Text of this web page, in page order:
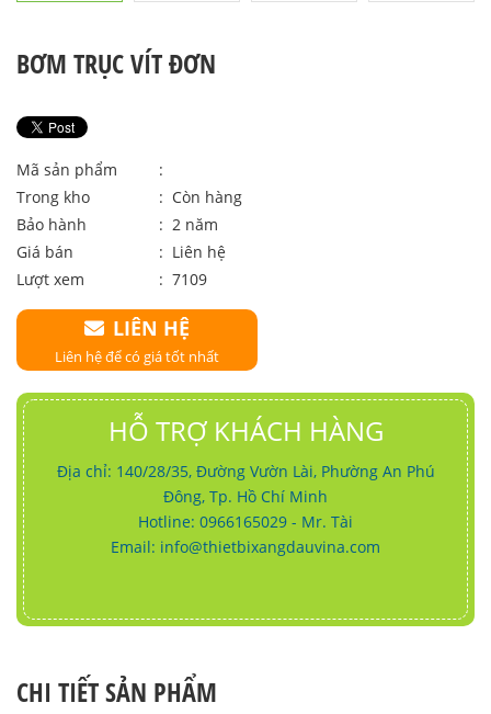
BƠM TRỤC VÍT ĐƠN
Mã sản phẩm
:
Trong kho
: Còn hàng
Bảo hành
: 2 năm
Giá bán
: Liên hệ
Lượt xem
: 7109
LIÊN HỆ
Liên hệ để có giá tốt nhất
HỖ TRỢ KHÁCH HÀNG
Địa chỉ: 140/28/35, Đường Vườn Lài, Phường An Phú
Đông, Tp. Hồ Chí Minh
Hotline: 0966165029 - Mr. Tài
Email: info@thietbixangdauvina.com
CHI TIẾT SẢN PHẨM